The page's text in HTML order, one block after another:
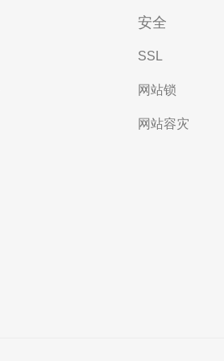
安全
SSL
网站锁
网站容灾